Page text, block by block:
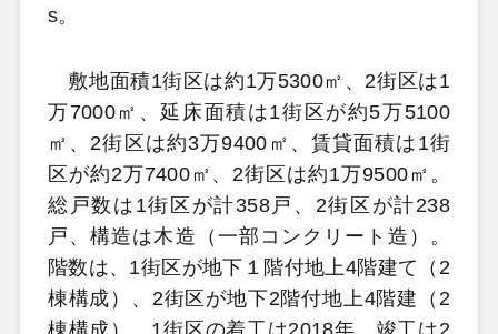
s。
敷地面積1街区は約1万5300㎡、2街区は1
万7000㎡、延床面積は1街区が約5万5100
㎡、2街区は約3万9400㎡、賃貸面積は1街
区が約2万7400㎡、2街区は約1万9500㎡。
総戸数は1街区が計358戸、2街区が計238
戸、構造は木造（一部コンクリート造）。
階数は、1街区が地下１階付地上4階建て（2
棟構成）、2街区が地下2階付地上4階建（2